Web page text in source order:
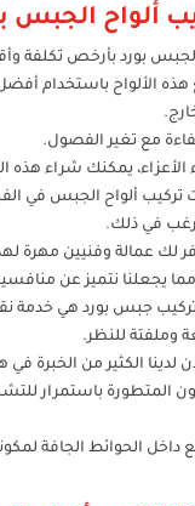
ألواح الجبس
بورد بأرخص تكلفة
الألواح باستخدام
مع تغير الفصول.
الأعزاء، يمكنك شراء هذه
ألواح الجبس في
في ذلك.
لك عمالة وفنيين مهرة
يجعلنا نتميز عن
جبس بورد هي خدمة
وملفتة للنظر.
لدينا الكثير من الخبرة
المتطورة باستمرار
داخل الحوائط الجافة